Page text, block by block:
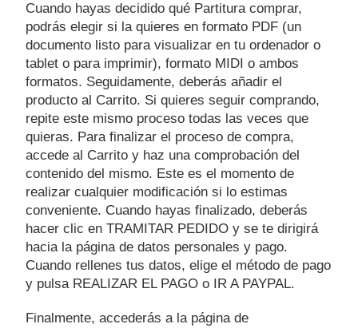
Cuando hayas decidido qué Partitura comprar,
podrás elegir si la quieres en formato PDF (un
documento listo para visualizar en tu ordenador o
tablet o para imprimir), formato MIDI o ambos
formatos. Seguidamente, deberás añadir el
producto al Carrito. Si quieres seguir comprando,
repite este mismo proceso todas las veces que
quieras. Para finalizar el proceso de compra,
accede al Carrito y haz una comprobación del
contenido del mismo. Este es el momento de
realizar cualquier modificación si lo estimas
conveniente. Cuando hayas finalizado, deberás
hacer clic en TRAMITAR PEDIDO y se te dirigirá
hacia la página de datos personales y pago.
Cuando rellenes tus datos, elige el método de pago
y pulsa REALIZAR EL PAGO o IR A PAYPAL.
Finalmente, accederás a la página de